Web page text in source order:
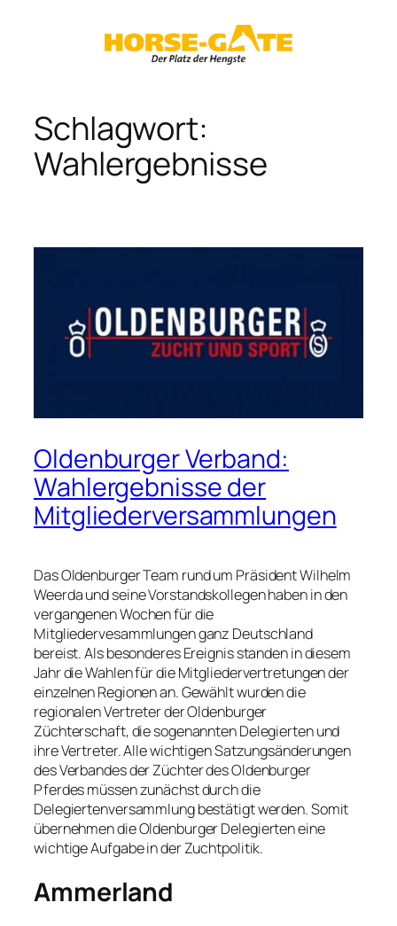
Schlagwort:
Wahlergebnisse
Oldenburger Verband:
Wahlergebnisse der
Mitgliederversammlungen
Das Oldenburger Team rund um Präsident Wilhelm
Weerda und seine Vorstandskollegen haben in den
vergangenen Wochen für die
Mitgliedervesammlungen ganz Deutschland
bereist. Als besonderes Ereignis standen in diesem
Jahr die Wahlen für die Mitgliedervertretungen der
einzelnen Regionen an. Gewählt wurden die
regionalen Vertreter der Oldenburger
Züchterschaft, die sogenannten Delegierten und
ihre Vertreter. Alle wichtigen Satzungsänderungen
des Verbandes der Züchter des Oldenburger
Pferdes müssen zunächst durch die
Delegiertenversammlung bestätigt werden. Somit
übernehmen die Oldenburger Delegierten eine
wichtige Aufgabe in der Zuchtpolitik.
Ammerland